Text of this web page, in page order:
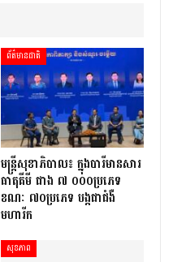
ព័ត៌មានជាតិ
មន្ត្រីសុខាភិបាល៖ ក្នុងបារីមានសារ
ធាតុគីមី ជាង ៧ ០០០ប្រភេទ
ខណៈ ៧០ប្រភេទ បង្កជាជំងឺ
មហារីក
សុខភាព